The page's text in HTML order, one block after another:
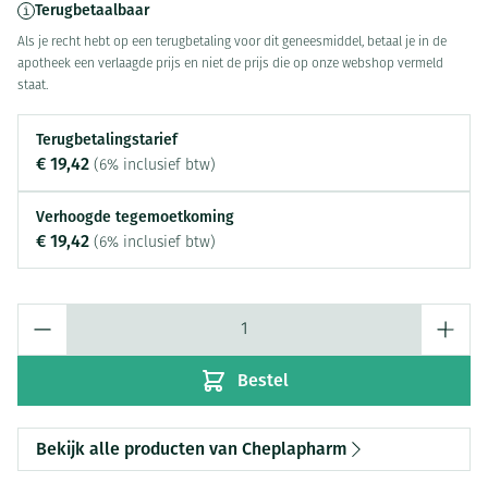
Terugbetaalbaar
Als je recht hebt op een terugbetaling voor dit geneesmiddel, betaal je in de
apotheek een verlaagde prijs en niet de prijs die op onze webshop vermeld
staat.
Terugbetalingstarief
€ 19,42 (6% inclusief btw)
Verhoogde tegemoetkoming
€ 19,42 (6% inclusief btw)
Bestel
Bekijk alle producten van Cheplapharm